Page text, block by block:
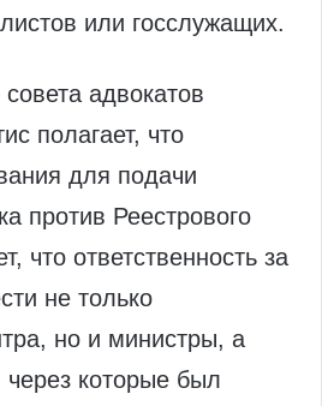
или госслужащих.
адвокатов
полагает, что
для подачи
против Реестрового
что ответственность за
не только
но и министры, а
которые был